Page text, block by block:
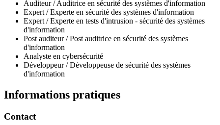
Auditeur / Auditrice en sécurité des systèmes d'information
Expert / Experte en sécurité des systèmes d'information
Expert / Experte en tests d'intrusion - sécurité des systèmes
d'information
Post auditeur / Post auditrice en sécurité des systèmes
d'information
Analyste en cybersécurité
Développeur / Développeuse de sécurité des systèmes
d'information
Informations pratiques
Contact